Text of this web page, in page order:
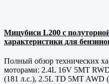
Мицубиси L200 с
характеристики для
Полный обзор технических
моторами: 2.4L 16V 5MT
(181 л.с.), 2.5L TD 5MT AWD